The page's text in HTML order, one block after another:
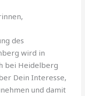
des
wird in
bei Heidelberg
Dein Interesse,
und damit